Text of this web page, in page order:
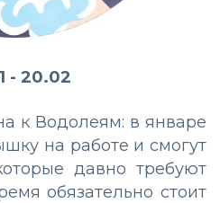
- 20.02
к Водолеям: в январе
на работе и смогут
давно требуют
обязательно стоит